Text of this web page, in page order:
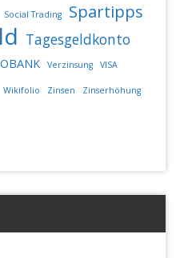
Social Trading Spartipps
Tagesgeldkonto
Verzinsung VISA
Wikifolio Zinsen Zinserhöhung